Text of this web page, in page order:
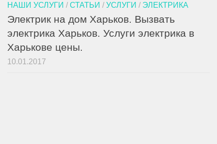
НАШИ УСЛУГИ / СТАТЬИ / УСЛУГИ / ЭЛЕКТРИКА
Электрик на дом Харьков. Вызвать
электрика Харьков. Услуги электрика в
Харькове цены.
10.01.2017